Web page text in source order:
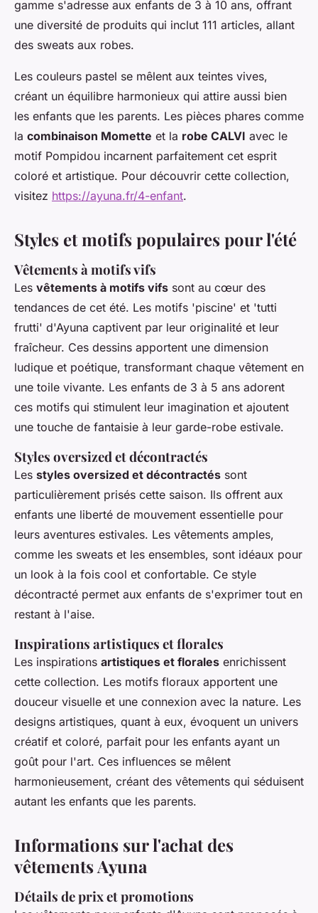
gamme s'adresse aux enfants de 3 à 10 ans, offrant
une diversité de produits qui inclut 111 articles, allant
des sweats aux robes.
Les couleurs pastel se mêlent aux teintes vives,
créant un équilibre harmonieux qui attire aussi bien
les enfants que les parents. Les pièces phares comme
la combinaison Momette et la robe CALVI avec le
motif Pompidou incarnent parfaitement cet esprit
coloré et artistique. Pour découvrir cette collection,
visitez https://ayuna.fr/4-enfant.
Styles et motifs populaires pour l'été
Vêtements à motifs vifs
Les vêtements à motifs vifs sont au cœur des
tendances de cet été. Les motifs 'piscine' et 'tutti
frutti' d'Ayuna captivent par leur originalité et leur
fraîcheur. Ces dessins apportent une dimension
ludique et poétique, transformant chaque vêtement en
une toile vivante. Les enfants de 3 à 5 ans adorent
ces motifs qui stimulent leur imagination et ajoutent
une touche de fantaisie à leur garde-robe estivale.
Styles oversized et décontractés
Les styles oversized et décontractés sont
particulièrement prisés cette saison. Ils offrent aux
enfants une liberté de mouvement essentielle pour
leurs aventures estivales. Les vêtements amples,
comme les sweats et les ensembles, sont idéaux pour
un look à la fois cool et confortable. Ce style
décontracté permet aux enfants de s'exprimer tout en
restant à l'aise.
Inspirations artistiques et florales
Les inspirations artistiques et florales enrichissent
cette collection. Les motifs floraux apportent une
douceur visuelle et une connexion avec la nature. Les
designs artistiques, quant à eux, évoquent un univers
créatif et coloré, parfait pour les enfants ayant un
goût pour l'art. Ces influences se mêlent
harmonieusement, créant des vêtements qui séduisent
autant les enfants que les parents.
Informations sur l'achat des
vêtements Ayuna
Détails de prix et promotions